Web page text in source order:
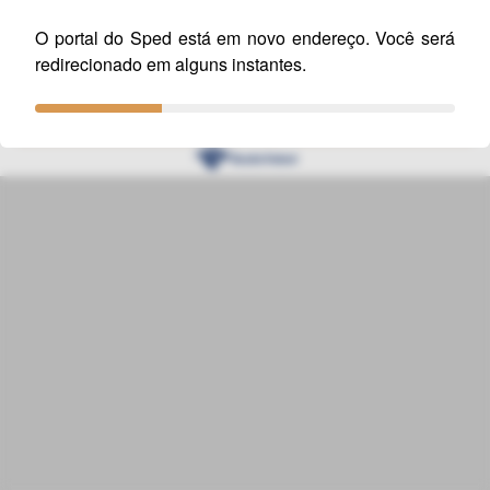
Aos contribuintes que queiram utilizar a versão 2.1.1, recomendamos
que seja instalada em uma pasta distinta daquela onde se encontra a
O portal do Sped está em novo endereço. Você será
redirecionado em alguns instantes.